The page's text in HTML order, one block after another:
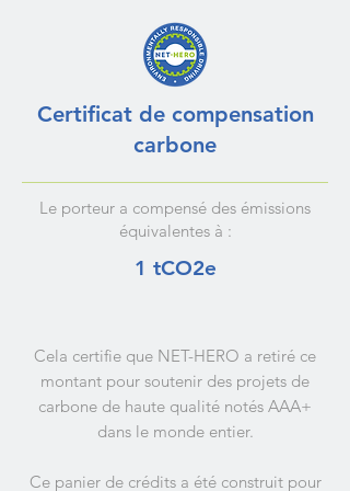
Certificat de compensation
carbone
Le porteur a compensé des émissions
équivalentes à :
1 tCO2e
Cela certifie que NET-HERO a retiré ce
montant pour soutenir des projets de
carbone de haute qualité notés AAA+
dans le monde entier.
Ce panier de crédits a été construit pour